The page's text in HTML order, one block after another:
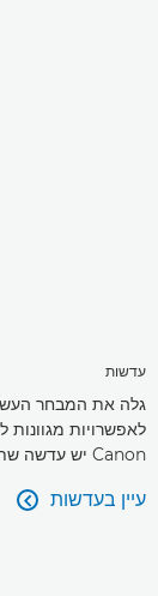
עדשות
לאפשרויות
Canon יש עדשה שתעזור לך לתעד כל רגע בבהירות וביצירתיות.
עיין בעדשות 